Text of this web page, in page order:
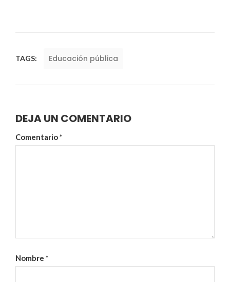
TAGS: Educación pública
DEJA UN COMENTARIO
Comentario*
Nombre *